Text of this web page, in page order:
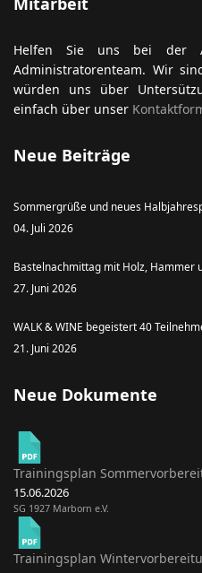
Helfen Sie uns bei der
Administratorenteam. Wir
würden uns über
einfach über unser
Neue Beiträge
Sommergrüße und neues
04. Juli 2026
Bastelnachmittag mit Holz, Hammer
27. Juni 2026
WALK & WINE begeistert 40
21. Juni 2026
Neue Dokumente
Trainingsplan
15.06.2026
SG 1927 Marborn e.V.
Trainingsplan